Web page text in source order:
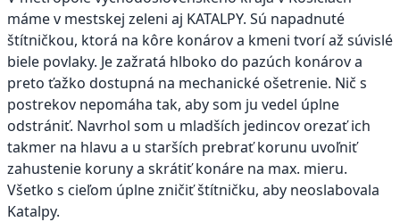
máme v mestskej zeleni aj KATALPY. Sú napadnuté
štítničkou, ktorá na kôre konárov a kmeni tvorí až súvislé
biele povlaky. Je zažratá hlboko do pazúch konárov a
preto ťažko dostupná na mechanické ošetrenie. Nič s
postrekov nepomáha tak, aby som ju vedel úplne
odstrániť. Navrhol som u mladších jedincov orezať ich
takmer na hlavu a u starších prebrať korunu uvoľniť
zahustenie koruny a skrátiť konáre na max. mieru.
Všetko s cieľom úplne zničiť štítničku, aby neoslabovala
Katalpy.